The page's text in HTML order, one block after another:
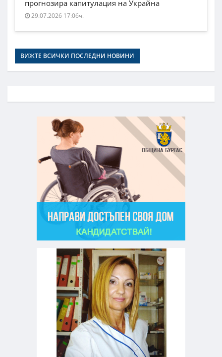
прогнозира капитулация на Украйна
29.07.2026 17:06ч.
ВИЖТЕ ВСИЧКИ ПОСЛЕДНИ НОВИНИ